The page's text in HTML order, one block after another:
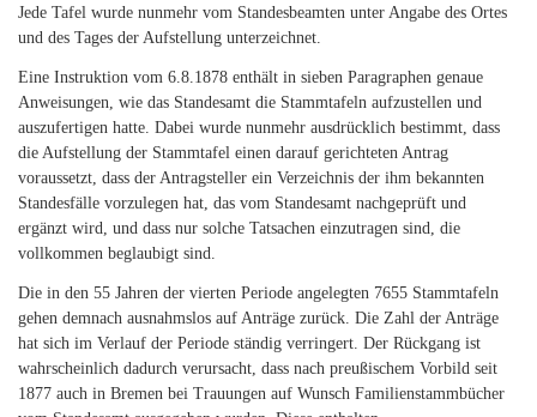
Jede Tafel wurde nunmehr vom Standesbeamten unter Angabe des Ortes
und des Tages der Aufstellung unterzeichnet.
Eine Instruktion vom 6.8.1878 enthält in sieben Paragraphen genaue
Anweisungen, wie das Standesamt die Stammtafeln aufzustellen und
auszufertigen hatte. Dabei wurde nunmehr ausdrücklich bestimmt, dass
die Aufstellung der Stammtafel einen darauf gerichteten Antrag
voraussetzt, dass der Antragsteller ein Verzeichnis der ihm bekannten
Standesfälle vorzulegen hat, das vom Standesamt nachgeprüft und
ergänzt wird, und dass nur solche Tatsachen einzutragen sind, die
vollkommen beglaubigt sind.
Die in den 55 Jahren der vierten Periode angelegten 7655 Stammtafeln
gehen demnach ausnahmslos auf Anträge zurück. Die Zahl der Anträge
hat sich im Verlauf der Periode ständig verringert. Der Rückgang ist
wahrscheinlich dadurch verursacht, dass nach preußischem Vorbild seit
1877 auch in Bremen bei Trauungen auf Wunsch Familienstammbücher